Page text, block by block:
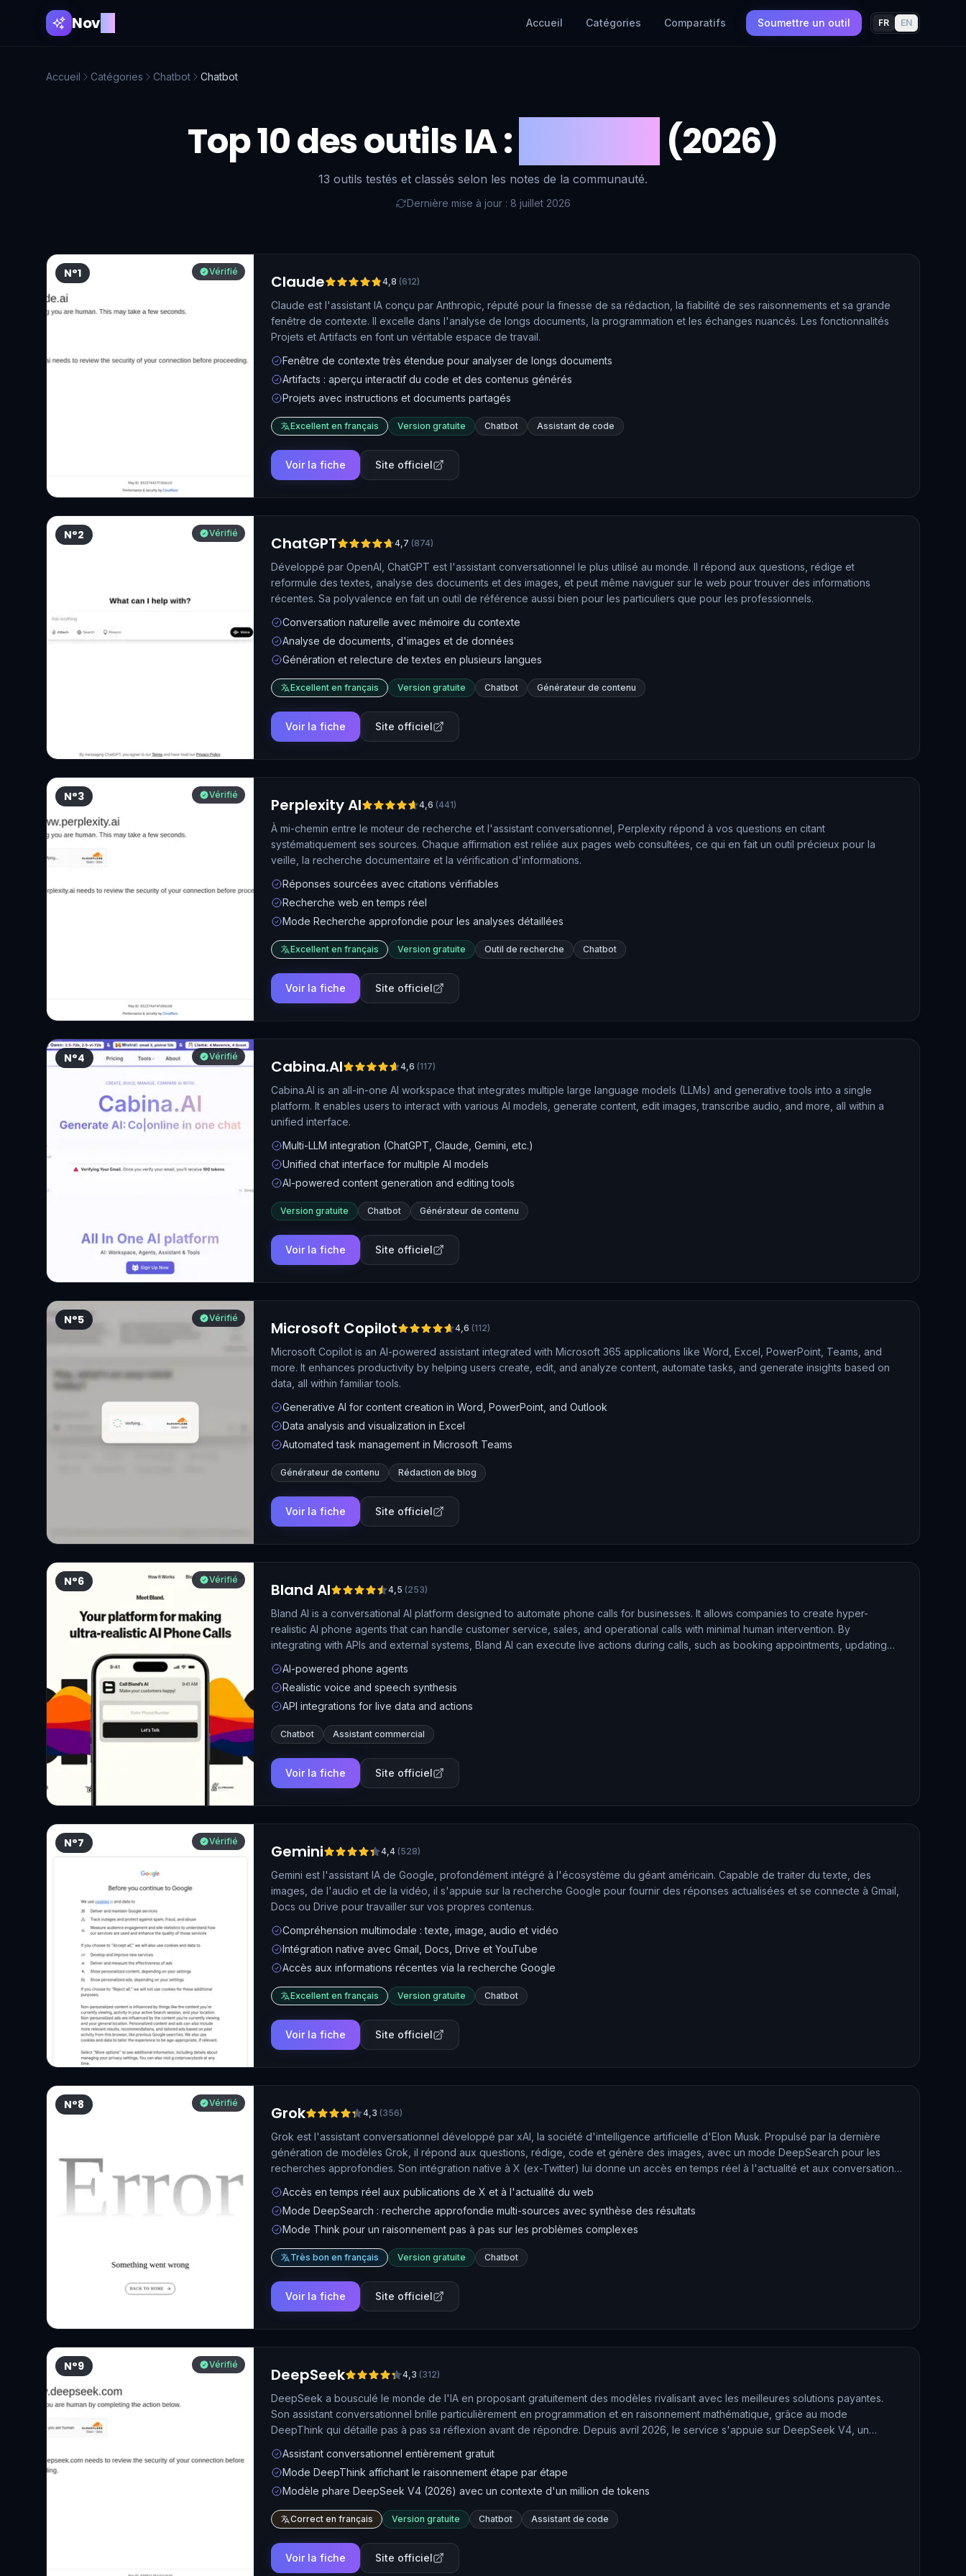
NovAI Accueil Catégories Comparatifs Soumettre un outil FR EN
Accueil Catégories Chatbot Chatbot
Top 10 des outils IA : (2026)
13 outils testés et classés selon les notes de la communauté.
Dernière mise à jour : 8 juillet 2026
N°1 Vérifié
Claude 4,8 (612)
Claude est l'assistant IA conçu par Anthropic, réputé pour la finesse de sa rédaction, la fiabilité de ses raisonnements et sa grande
fenêtre de contexte. Il excelle dans l'analyse de longs documents, la programmation et les échanges nuancés. Les fonctionnalités
Projets et Artifacts en font un véritable espace de travail.
Fenêtre de contexte très étendue pour analyser de longs documents
Artifacts : aperçu interactif du code et des contenus générés
Projets avec instructions et documents partagés
Excellent en français Version gratuite Chatbot Assistant de code
Voir la fiche Site officiel
N°2 Vérifié
ChatGPT 4,7 (874)
Développé par OpenAI, ChatGPT est l'assistant conversationnel le plus utilisé au monde. Il répond aux questions, rédige et
reformule des textes, analyse des documents et des images, et peut même naviguer sur le web pour trouver des informations
récentes. Sa polyvalence en fait un outil de référence aussi bien pour les particuliers que pour les professionnels.
Conversation naturelle avec mémoire du contexte
Analyse de documents, d'images et de données
Génération et relecture de textes en plusieurs langues
Excellent en français Version gratuite Chatbot Générateur de contenu
Voir la fiche Site officiel
N°3 Vérifié
Perplexity AI 4,6 (441)
À mi-chemin entre le moteur de recherche et l'assistant conversationnel, Perplexity répond à vos questions en citant
systématiquement ses sources. Chaque affirmation est reliée aux pages web consultées, ce qui en fait un outil précieux pour la
veille, la recherche documentaire et la vérification d'informations.
Réponses sourcées avec citations vérifiables
Recherche web en temps réel
Mode Recherche approfondie pour les analyses détaillées
Excellent en français Version gratuite Outil de recherche Chatbot
Voir la fiche Site officiel
N°4 Vérifié
Cabina.AI 4,6 (117)
Cabina.AI is an all-in-one AI workspace that integrates multiple large language models (LLMs) and generative tools into a single
platform. It enables users to interact with various AI models, generate content, edit images, transcribe audio, and more, all within a
unified interface.
Multi-LLM integration (ChatGPT, Claude, Gemini, etc.)
Unified chat interface for multiple AI models
AI-powered content generation and editing tools
Version gratuite Chatbot Générateur de contenu
Voir la fiche Site officiel
N°5 Vérifié
Microsoft Copilot 4,6 (112)
Microsoft Copilot is an AI-powered assistant integrated with Microsoft 365 applications like Word, Excel, PowerPoint, Teams, and
more. It enhances productivity by helping users create, edit, and analyze content, automate tasks, and generate insights based on
data, all within familiar tools.
Generative AI for content creation in Word, PowerPoint, and Outlook
Data analysis and visualization in Excel
Automated task management in Microsoft Teams
Générateur de contenu Rédaction de blog
Voir la fiche Site officiel
N°6 Vérifié
Bland AI 4,5 (253)
Bland AI is a conversational AI platform designed to automate phone calls for businesses. It allows companies to create hyper-
realistic AI phone agents that can handle customer service, sales, and operational calls with minimal human intervention. By
integrating with APIs and external systems, Bland AI can execute live actions during calls, such as booking appointments, updating
AI-powered phone agents
Realistic voice and speech synthesis
API integrations for live data and actions
Chatbot Assistant commercial
Voir la fiche Site officiel
N°7 Vérifié
Gemini 4,4 (528)
Gemini est l'assistant IA de Google, profondément intégré à l'écosystème du géant américain. Capable de traiter du texte, des
images, de l'audio et de la vidéo, il s'appuie sur la recherche Google pour fournir des réponses actualisées et se connecte à Gmail,
Docs ou Drive pour travailler sur vos propres contenus.
Compréhension multimodale : texte, image, audio et vidéo
Intégration native avec Gmail, Docs, Drive et YouTube
Accès aux informations récentes via la recherche Google
Excellent en français Version gratuite Chatbot
Voir la fiche Site officiel
N°8 Vérifié
Grok 4,3 (356)
Grok est l'assistant conversationnel développé par xAI, la société d'intelligence artificielle d'Elon Musk. Propulsé par la dernière
génération de modèles Grok, il répond aux questions, rédige, code et génère des images, avec un mode DeepSearch pour les
recherches approfondies. Son intégration native à X (ex-Twitter) lui donne un accès en temps réel à l'actualité et aux conversations
Accès en temps réel aux publications de X et à l'actualité du web
Mode DeepSearch : recherche approfondie multi-sources avec synthèse des résultats
Mode Think pour un raisonnement pas à pas sur les problèmes complexes
Très bon en français Version gratuite Chatbot
Voir la fiche Site officiel
N°9 Vérifié
DeepSeek 4,3 (312)
DeepSeek a bousculé le monde de l'IA en proposant gratuitement des modèles rivalisant avec les meilleures solutions payantes.
Son assistant conversationnel brille particulièrement en programmation et en raisonnement mathématique, grâce au mode
DeepThink qui détaille pas à pas sa réflexion avant de répondre. Depuis avril 2026, le service s'appuie sur DeepSeek V4, un
Assistant conversationnel entièrement gratuit
Mode DeepThink affichant le raisonnement étape par étape
Modèle phare DeepSeek V4 (2026) avec un contexte d'un million de tokens
Correct en français Version gratuite Chatbot Assistant de code
Voir la fiche Site officiel